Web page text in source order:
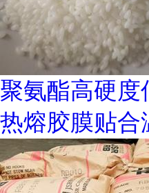
聚氨酯高硬度
热熔胶膜贴合